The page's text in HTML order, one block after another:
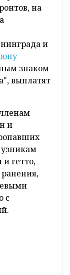
на
и
знаком
выплатят
и
гетто,
ранения,
с